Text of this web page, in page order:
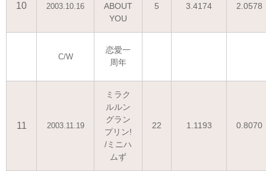
10 2003.10.16
ABOUT
YOU
5 3.4174 2.0578
C/W
恋愛一
周年
11 2003.11.19
ミラク
ルルン
グラン
プリン!
/ミニハ
ムず
22 1.1193 0.8070